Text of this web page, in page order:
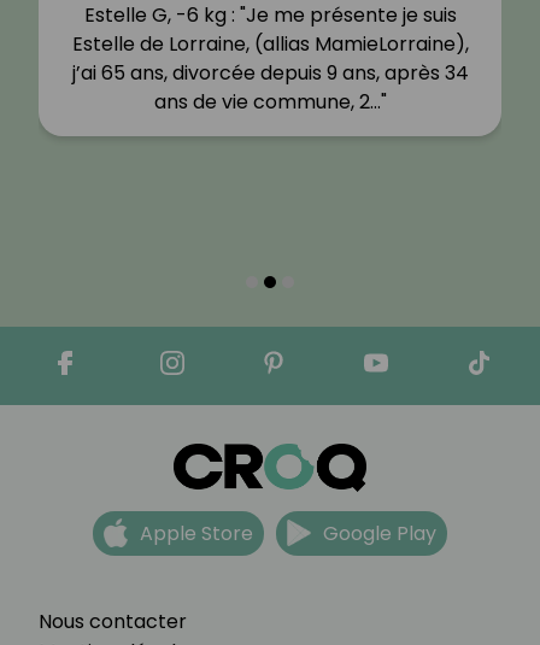
Estelle G, -6 kg : "Je me présente je suis
Estelle de Lorraine, (allias MamieLorraine),
j’ai 65 ans, divorcée depuis 9 ans, après 34
ans de vie commune, 2…"
Nous contacter
Apple Store Google Play